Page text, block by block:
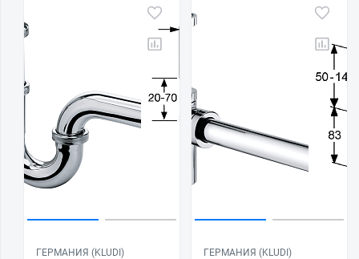
ГЕРМАНИЯ (KLUDI) ГЕРМАНИЯ (KLUDI)